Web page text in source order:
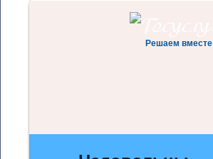
Решаем вместе